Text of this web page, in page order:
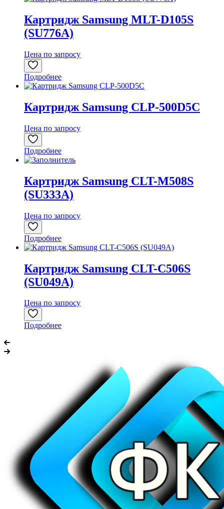
Картридж Samsung MLT-D105S
(SU776A)
Цена по запросу
Подробнее
Картридж Samsung CLP-500D5C
Цена по запросу
Подробнее
Картридж Samsung CLT-M508S
(SU333A)
Цена по запросу
Подробнее
Картридж Samsung CLT-C506S
(SU049A)
Цена по запросу
Подробнее